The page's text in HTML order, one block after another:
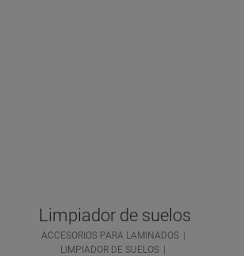
Limpiador de suelos
ACCESORIOS PARA LAMINADOS
LIMPIADOR DE SUELOS